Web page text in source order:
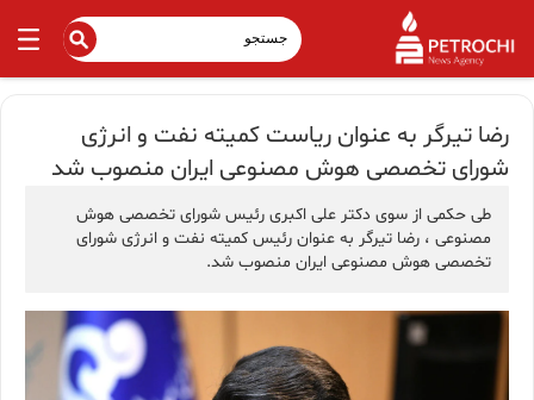
رضا تيرگر به عنوان رياست كميته نفت و انرژى
شوراى تخصصى هوش مصنوعى ايران منصوب شد
طى حكمى از سوى دكتر على اكبرى رئيس شوراى تخصصى هوش
مصنوعى ، رضا تيرگر به عنوان رئيس كميته نفت و انرژى شوراى
تخصصى هوش مصنوعى ايران منصوب شد.